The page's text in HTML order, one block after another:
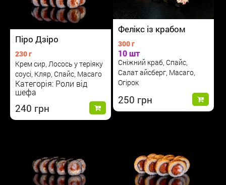
Піро Дзіро
230 г
Крем сир, Лосось у теріяку
соусі, Кляр, Спайс, Масаго
Категорія: Роли від
шефа
240
Фелікс із крабом
300 г
10 шт
Сніжний краб, Спайс,
Салат айсберг, Масаго,
Огірок
250